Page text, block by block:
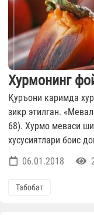
Хурмонинг
Қуръони каримда
зикр этилган.
68). Хурмо меваси
хусусиятлари боис
06.01.2018
Табобат